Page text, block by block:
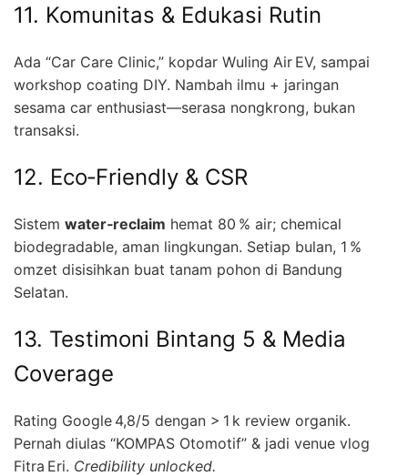
11. Komunitas & Edukasi Rutin
Ada “Car Care Clinic,” kopdar Wuling Air EV, sampai
workshop coating DIY. Nambah ilmu + jaringan
sesama car enthusiast—serasa nongkrong, bukan
transaksi.
12. Eco‑Friendly & CSR
Sistem water‑reclaim hemat 80 % air; chemical
biodegradable, aman lingkungan. Setiap bulan, 1 %
omzet disisihkan buat tanam pohon di Bandung
Selatan.
13. Testimoni Bintang 5 & Media
Coverage
Rating Google 4,8/5 dengan > 1 k review organik.
Pernah diulas “KOMPAS Otomotif” & jadi venue vlog
Fitra Eri. Credibility unlocked.